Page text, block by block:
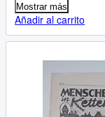
Mostrar más
Añadir al carrito